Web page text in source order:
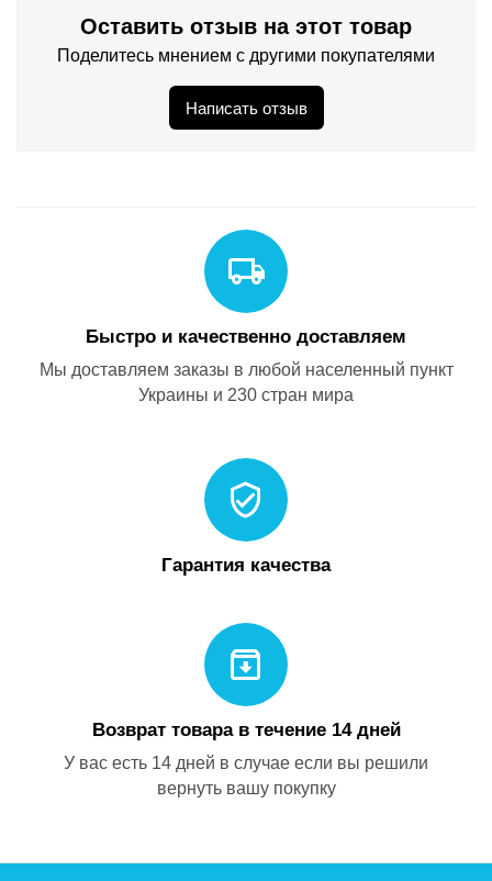
Оставить отзыв на этот товар
Поделитесь мнением с другими покупателями
Написать отзыв
Быстро и качественно доставляем
Мы доставляем заказы в любой населенный пункт
Украины и 230 стран мира
Гарантия качества
Возврат товара в течение 14 дней
У вас есть 14 дней в случае если вы решили
вернуть вашу покупку